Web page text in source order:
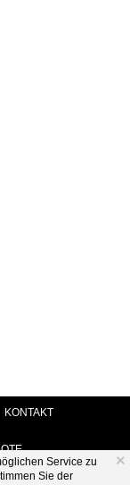
Service zu
Sie der
×
KONTAKT